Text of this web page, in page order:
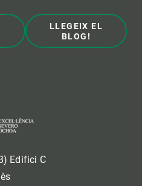
LLEGEIX EL
BLOG!
Edifici C